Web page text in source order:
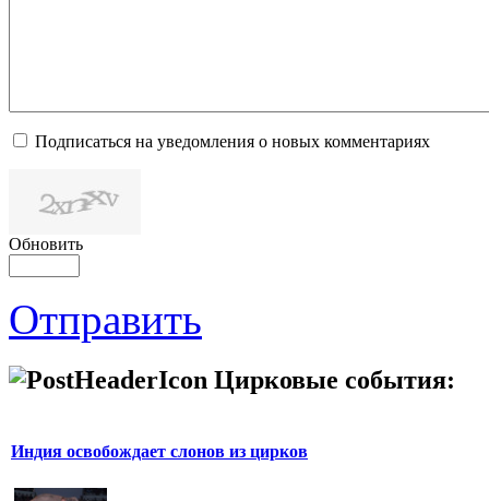
Подписаться на уведомления о новых комментариях
Обновить
Отправить
Цирковые события:
Индия освобождает слонов из цирков